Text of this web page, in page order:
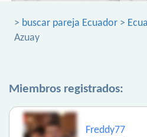
> buscar pareja Ecuador >
Azuay
Miembros registrados:
Freddy77